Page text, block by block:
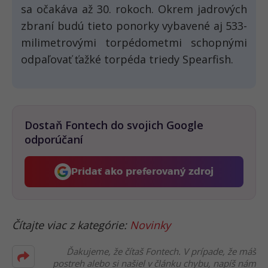
sa očakáva až 30. rokoch. Okrem jadrových
zbraní budú tieto ponorky vybavené aj 533-
milimetrovými torpédometmi schopnými
odpaľovať ťažké torpéda triedy Spearfish.
Dostaň Fontech do svojich Google
odporúčaní
Pridať ako preferovaný zdroj
Fontech, odkaz sa otvorí v
Čítajte viac z kategórie: Novinky
Ďakujeme, že čítaš Fontech. V prípade, že máš
postreh alebo si našiel v článku chybu, napíš nám